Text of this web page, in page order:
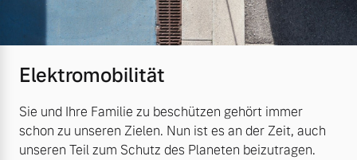
Elektromobilität
Sie und Ihre Familie zu beschützen gehört immer
schon zu unseren Zielen. Nun ist es an der Zeit, auch
unseren Teil zum Schutz des Planeten beizutragen.